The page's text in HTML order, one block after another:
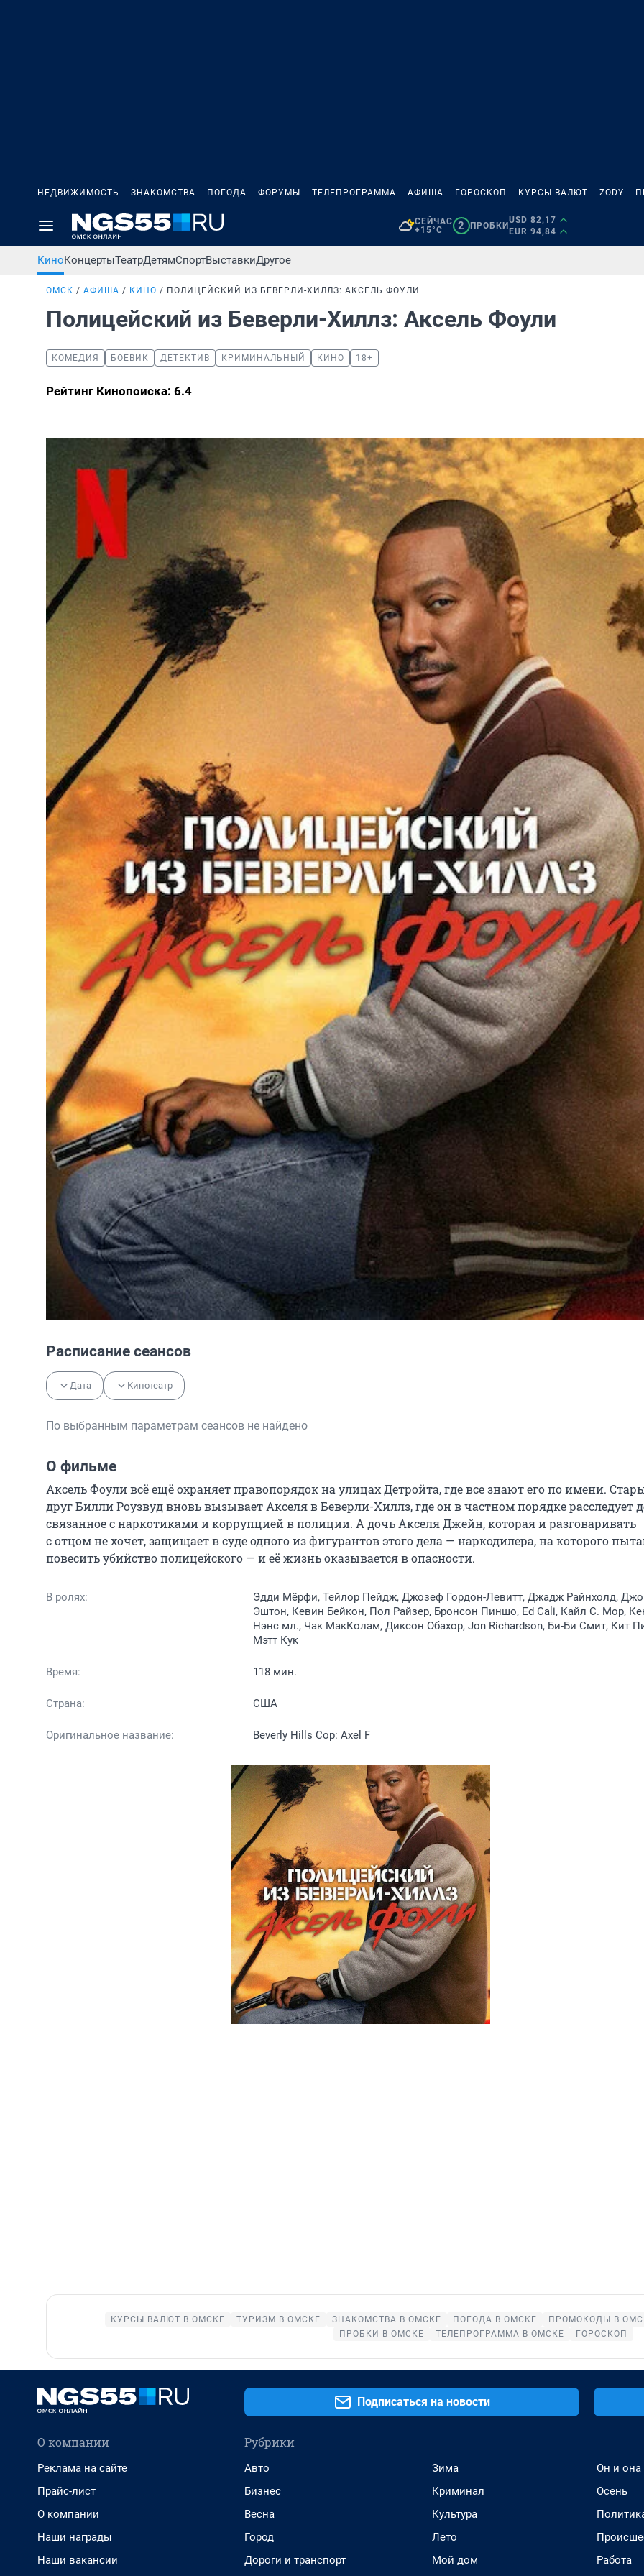
НЕДВИЖИМОСТЬ ЗНАКОМСТВА ПОГОДА ФОРУМЫ ТЕЛЕПРОГРАММА АФИША ГОРОСКОП КУРСЫ ВАЛЮТ ZODY
СЕЙЧАС
+15°C
2 ПРОБКИ
USD 82,17
EUR 94,84
КиноКонцертыТеатрДетямСпортВыставкиДругое
ОМСК АФИША КИНО ПОЛИЦЕЙСКИЙ ИЗ БЕВЕРЛИ-ХИЛЛЗ: АКСЕЛЬ ФОУЛИ
Полицейский из Беверли-Хиллз: Аксель Фоули
КОМЕДИЯ БОЕВИК ДЕТЕКТИВ КРИМИНАЛЬНЫЙ КИНО 18+
Рейтинг Кинопоиска: 6.4
Расписание сеансов
Дата Кинотеатр
По выбранным параметрам сеансов не найдено
О фильме
Аксель Фоули всё ещё охраняет правопорядок на улицах Детройта, где все знают его по имени.
друг Билли Роузвуд вновь вызывает Акселя в Беверли-Хиллз, где он в частном порядке расследует
связанное с наркотиками и коррупцией в полиции. А дочь Акселя Джейн, которая и разговаривать
с отцом не хочет, защищает в суде одного из фигурантов этого дела — наркодилера, на которого
повесить убийство полицейского — и её жизнь оказывается в опасности.
В ролях:
Эдди Мёрфи, Тейлор Пейдж, Джозеф Гордон-Левитт, Джадж Райнхолд,
Эштон, Кевин Бейкон, Пол Райзер, Бронсон Пиншо, Ed Cali, Кайл С. Мор,
Нэнс мл., Чак МакКолам, Диксон Обахор, Jon Richardson, Би-Би Смит, Кит
Мэтт Кук
Время: 118 мин.
Страна: США
Оригинальное название: Beverly Hills Cop: Axel F
КУРСЫ ВАЛЮТ В ОМСКЕ ТУРИЗМ В ОМСКЕ ЗНАКОМСТВА В ОМСКЕ ПОГОДА В ОМСКЕ ПРОМОКОДЫ В
ПРОБКИ В ОМСКЕ
ТЕЛЕПРОГРАММА В ОМСКЕ ГОРОСКОП
Подписаться на новости
О компании
Реклама на сайте
Прайс-лист
О компании
Наши награды
Наши вакансии
Рубрики
Авто
Бизнес
Весна
Город
Дороги и транспорт
Зима
Криминал
Культура
Лето
Мой дом
Он и она
Осень
Работа